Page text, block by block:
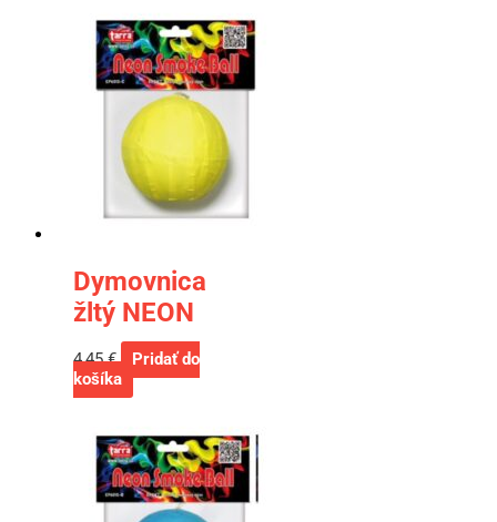
Dymovnica
žltý NEON
4,45€
Pridať do
košíka